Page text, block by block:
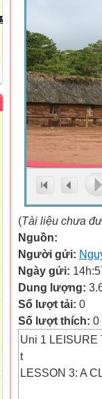
(Tài liệu chưa
Nguồn:
Người gửi:
Ngày gửi:
Dung lượng:
Số lượt tải: 0
Số lượt thích: 0
Uni 1 LEISURE
t
LESSON 3: A